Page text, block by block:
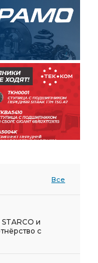
Все
и
с